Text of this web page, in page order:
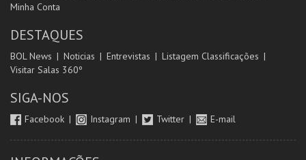
Minha Conta
DESTAQUES
BOL News Noticias Entrevistas
Listagem Classificações
Visitar Salas 360º
SIGA-NOS
Facebook Instagram Twitter E-mail